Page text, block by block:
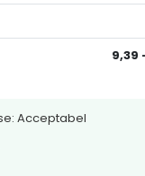
9,39
Acceptabel